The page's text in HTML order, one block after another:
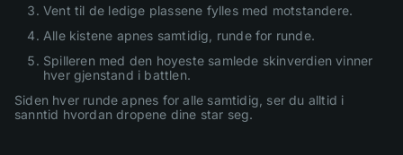
Vent til de ledige plassene fylles med motstandere.
Alle kistene apnes samtidig, runde for runde.
Spilleren med den hoyeste samlede skinverdien vinner
hver gjenstand i battlen.
Siden hver runde apnes for alle samtidig, ser du alltid i
sanntid hvordan dropene dine star seg.